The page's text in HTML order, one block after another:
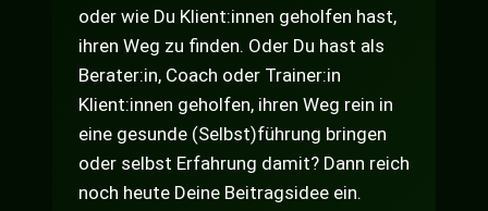
oder wie Du Klient:innen geholfen hast,
ihren Weg zu finden. Oder Du hast als
Berater:in, Coach oder Trainer:in
Klient:innen geholfen, ihren Weg rein in
eine gesunde (Selbst)führung bringen
oder selbst Erfahrung damit? Dann reich
noch heute Deine Beitragsidee ein.